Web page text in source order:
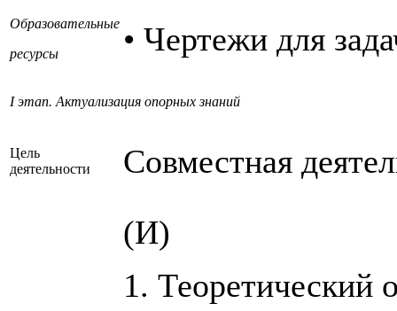
Образовательные
ресурсы
• Чертежи для
I этап. Актуализация опорных знаний
Цель
деятельности
Совместная
(И)
1. Теоретический